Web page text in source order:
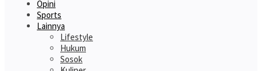
Opini
Sports
Lainnya
Lifestyle
Hukum
Sosok